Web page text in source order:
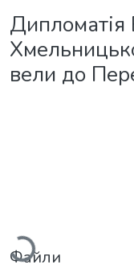
Дипломатія
вели до
Файли